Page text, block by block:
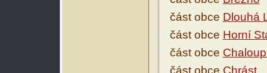
část obce Dlouhá
část obce Horní
část obce
část obce Chrást